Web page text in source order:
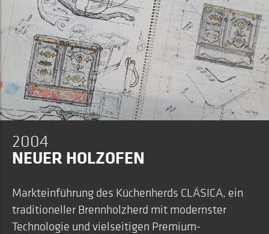
2004
NEUER HOLZOFEN
Markteinführung des Küchenherds CLÁSICA, ein
traditioneller Brennholzherd mit modernster
Technologie und vielseitigen Premium-